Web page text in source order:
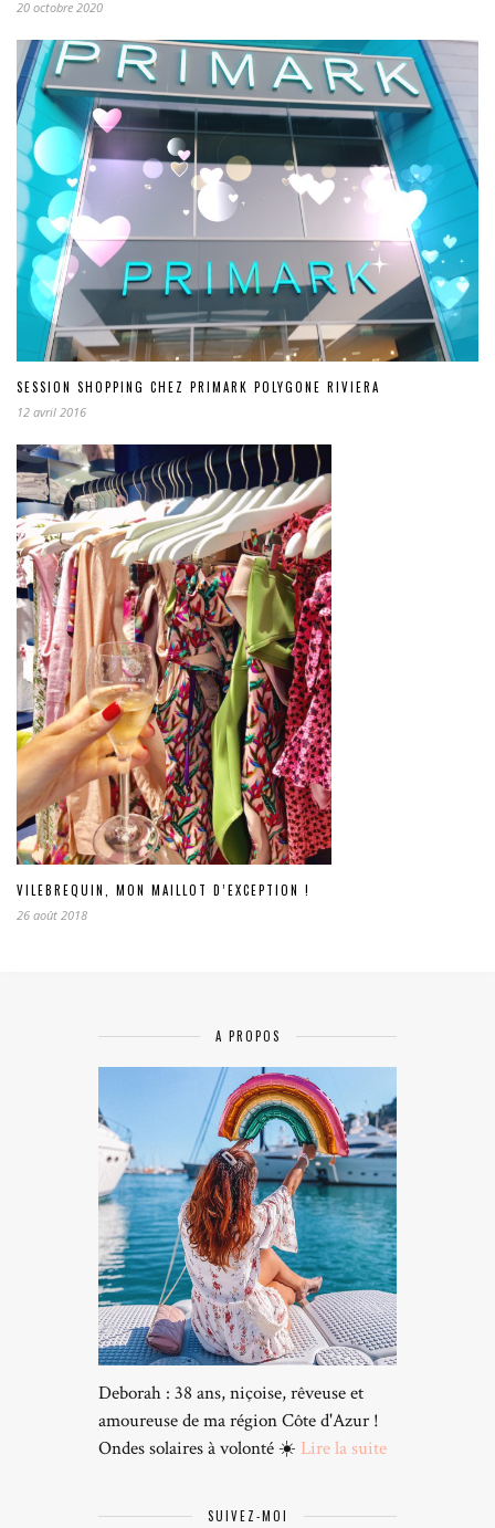
20 octobre 2020
SESSION SHOPPING CHEZ PRIMARK POLYGONE RIVIERA
12 avril 2016
VILEBREQUIN, MON MAILLOT D’EXCEPTION !
26 août 2018
A PROPOS
Deborah : 38 ans, niçoise, rêveuse et
amoureuse de ma région Côte d'Azur !
Ondes solaires à volonté ☀️ Lire la suite
SUIVEZ-MOI